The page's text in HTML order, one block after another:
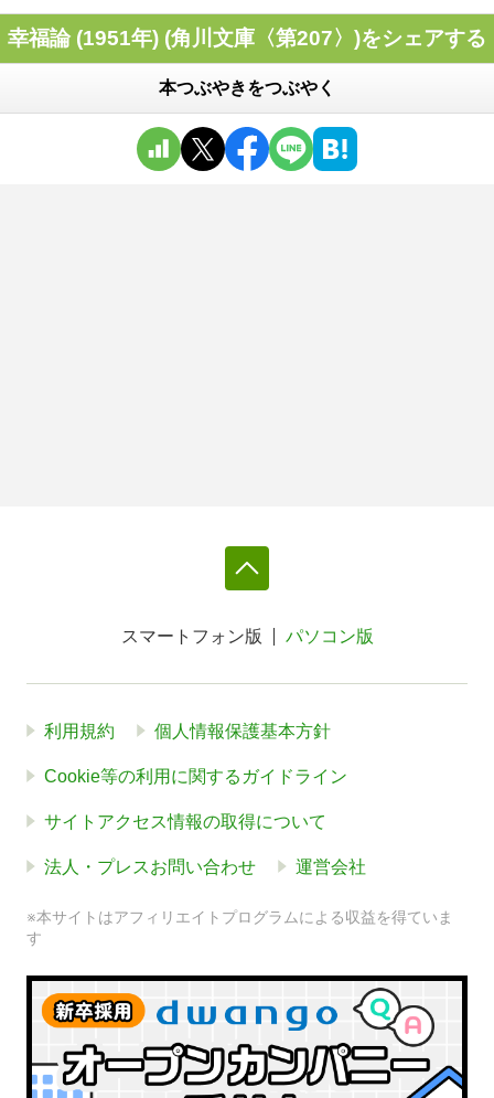
幸福論 (1951年) (角川文庫〈第207〉)をシェアする
本つぶやきをつぶやく
スマートフォン版 パソコン版
利用規約 個人情報保護基本方針
Cookie等の利用に関するガイドライン
サイトアクセス情報の取得について
法人・プレスお問い合わせ 運営会社
※本サイトはアフィリエイトプログラムによる収益を得ていま
す